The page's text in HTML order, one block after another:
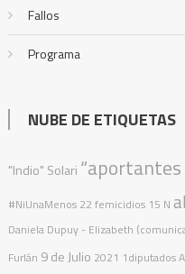
Fallos
Programa
NUBE DE ETIQUETAS
"Indio" Solari
#NiUnaMenos 22 femicidios 15 N
Daniela Dupuy - Elizabeth
Furlán 9 de Julio 2021 1diputados